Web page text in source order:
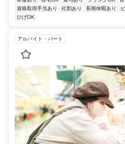
資格取得手当あり
社割あり 長期休暇あり
ひげOK
アルバイト・パート